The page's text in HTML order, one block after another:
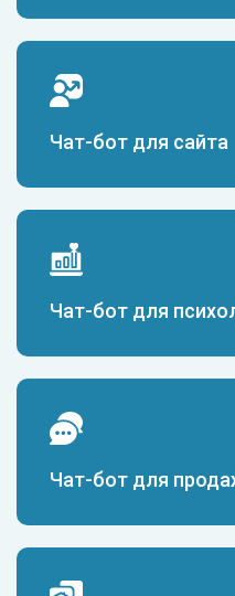
Чат-бот для сайта
Чат-бот для
Чат-бот для